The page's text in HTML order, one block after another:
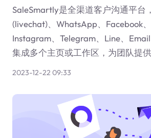
SaleSmartly是全渠道客户沟通平台
(livechat)、WhatsApp、Facebook、
Instagram、Telegram、Line、
集成多个主页或工作区，为团队提供
2023-12-22 09:33